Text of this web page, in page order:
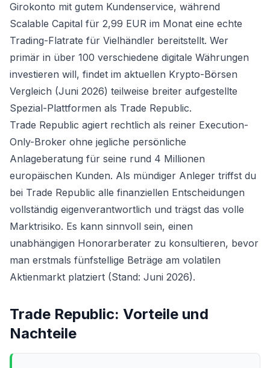
Girokonto mit gutem Kundenservice, während
Scalable Capital für 2,99 EUR im Monat eine echte
Trading-Flatrate für Vielhändler bereitstellt. Wer
primär in über 100 verschiedene digitale Währungen
investieren will, findet im aktuellen Krypto-Börsen
Vergleich (Juni 2026) teilweise breiter aufgestellte
Spezial-Plattformen als Trade Republic.
Trade Republic agiert rechtlich als reiner Execution-
Only-Broker ohne jegliche persönliche
Anlageberatung für seine rund 4 Millionen
europäischen Kunden. Als mündiger Anleger triffst du
bei Trade Republic alle finanziellen Entscheidungen
vollständig eigenverantwortlich und trägst das volle
Marktrisiko. Es kann sinnvoll sein, einen
unabhängigen Honorarberater zu konsultieren, bevor
man erstmals fünfstellige Beträge am volatilen
Aktienmarkt platziert (Stand: Juni 2026).
Trade Republic: Vorteile und
Nachteile